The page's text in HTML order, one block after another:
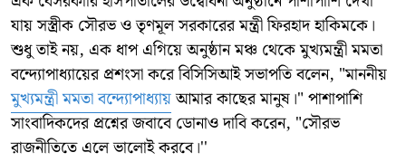
যায় সস্ত্রীক সৌরভ ও তৃণমূল সরকারের মন্ত্রী ফিরহাদ হাকিমকে।
শুধু তাই নয়, এক ধাপ এগিয়ে অনুষ্ঠান মঞ্চ থেকে মুখ্যমন্ত্রী মমতা
বন্দ্যোপাধ্যায়ের প্রশংসা করে বিসিসিআই সভাপতি বলেন, "মাননীয়
মুখ্যমন্ত্রী মমতা বন্দ্যোপাধ্যায়আমার কাছের মানুষ।" পাশাপাশি
সাংবাদিকদের প্রশ্নের জবাবে ডোনাও দাবি করেন, "সৌরভ
রাজনীতিতে এলে ভালোই করবে।''